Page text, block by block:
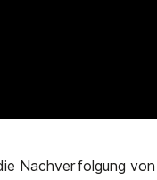
Nachverfolgung von